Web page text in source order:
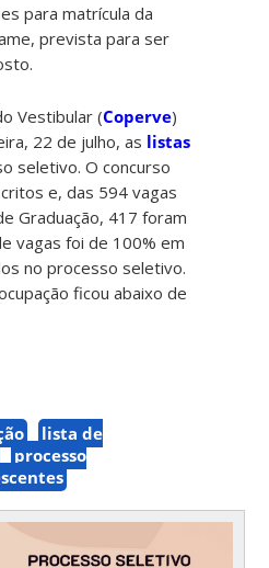
para matrícula da
prevista para ser
Vestibular (Coperve)
22 de julho, as listas
seletivo. O concurso
e, das 594 vagas
Graduação, 417 foram
vagas foi de 100% em
no processo seletivo.
ficou abaixo de
lista de
processo